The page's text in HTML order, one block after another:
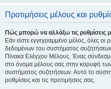
Προτιμήσεις μέλους και
Πώς μπορώ να αλλάξω τις ρυθμίσεις
Εάν είστε εγγεγραμμένο μέλος, όλες
δεδομένων του συστήματος συζητήσεων.
Πίνακα Ελέγχου Μέλους. Ένας
στο όνομα μέλους σας στην κορυφή
συστήματος συζητήσεων. Αυτό το
ρυθμίσεις και τις προτιμήσεις σας.